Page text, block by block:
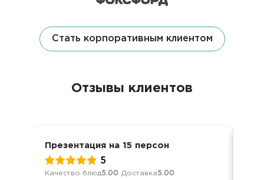
Стать корпоративным клиентом
Отзывы клиентов
Презентация на 15 персон
5
Качество блюд5.00 Доставка5.00